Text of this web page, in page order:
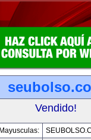
Vendido!
Mayusculas: